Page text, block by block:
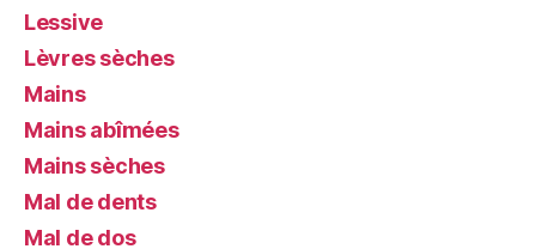
Lessive
Lèvres sèches
Mains
Mains abîmées
Mains sèches
Mal de dents
Mal de dos